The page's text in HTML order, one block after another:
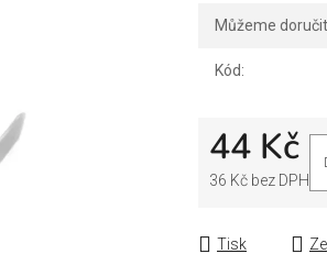
Můžeme
Kód:
44 Kč
36 Kč bez DPH
Tisk